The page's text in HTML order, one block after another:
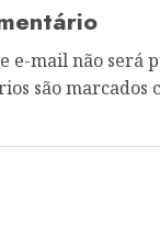
e-mail não será
são marcados